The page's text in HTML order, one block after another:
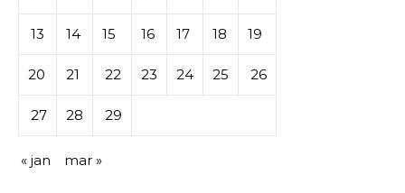
13 14 15 16 17 18 19
20 21 22 23 24 25 26
27 28 29
« jan mar »